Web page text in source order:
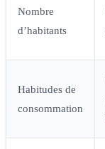
Nombre
d’habitants
Habitudes de
consommation